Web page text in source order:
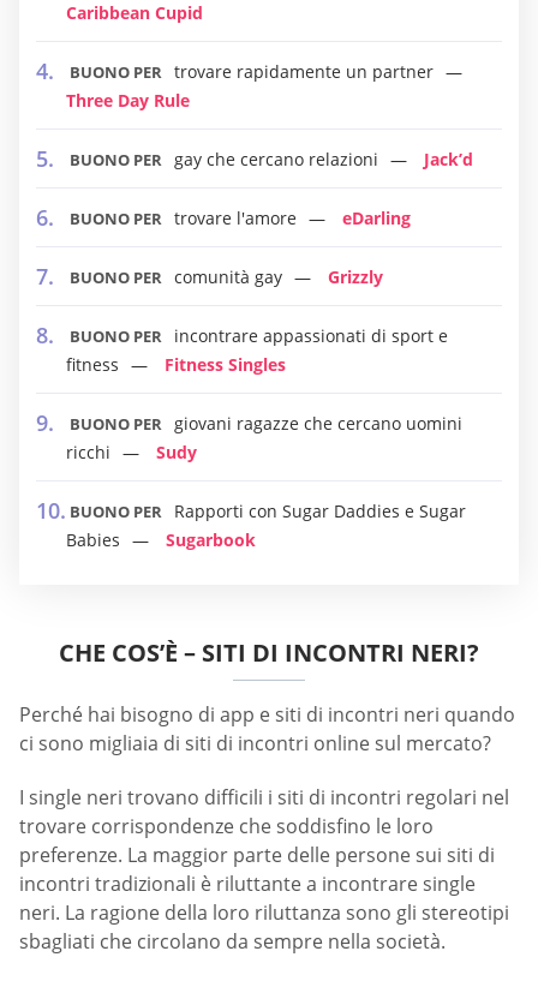
Caribbean Cupid
BUONO PER trovare rapidamente un partner
Three Day Rule
BUONO PER gay che cercano relazioni Jack’d
BUONO PER trovare l'amore eDarling
BUONO PER comunità gay Grizzly
BUONO PER
incontrare appassionati di sport e
fitness
Fitness Singles
BUONO PER giovani ragazze che cercano uomini
ricchi
Sudy
BUONO PER
Rapporti con Sugar Daddies e Sugar
Babies
Sugarbook
CHE COS’È – SITI DI INCONTRI NERI?
Perché hai bisogno di app e siti di incontri neri quando
ci sono migliaia di siti di incontri online sul mercato?
I single neri trovano difficili i siti di incontri regolari nel
trovare corrispondenze che soddisfino le loro
preferenze. La maggior parte delle persone sui siti di
incontri tradizionali è riluttante a incontrare single
neri. La ragione della loro riluttanza sono gli stereotipi
sbagliati che circolano da sempre nella società.